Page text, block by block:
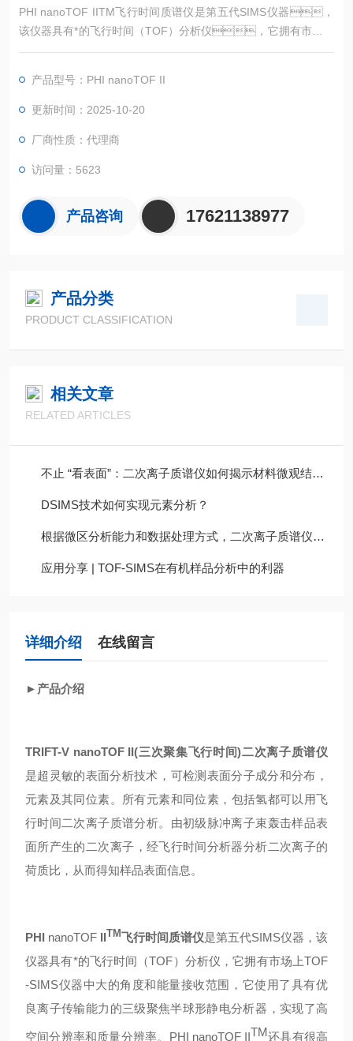
PHI nanoTOF IITM飞行时间质谱仪是第五代SIMS仪器，
该仪器具有*的飞行时间（TOF）分析仪，它拥有市场上
TOF-SIMS仪器中大的角度和能量接收范围，它使用了具有
现了高空间分辨率和质量分辨率。PHI nanoTOF IITM
还具有很高的成像能力，可以表征形貌复杂的样品而
产品型号：PHI nanoTOF II
更新时间：2025-10-20
厂商性质：代理商
访问量：5623
产品咨询 17621138977
产品分类
PRODUCT CLASSIFICATION
相关文章
RELATED ARTICLES
不止 “看表面”：二次离子质谱仪如何揭示材料微观结构的隐藏信息？
DSIMS技术如何实现元素分析？
根据微区分析能力和数据处理方式，二次离子质谱仪可分为哪几种类型？
应用分享 | TOF-SIMS在有机样品分析中的利器
详细介绍 在线留言
►产品介绍
TRIFT-V nanoTOF II(三次聚集飞行时间)二次离子质谱仪
是超灵敏的表面分析技术，可检测表面分子成分和分布，
元素及其同位素。所有元素和同位素，包括氢都可以用飞
行时间二次离子质谱分析。由初级脉冲离子束轰击样品表
面所产生的二次离子，经飞行时间分析器分析二次离子的
荷质比，从而得知样品表面信息。
PHI nanoTOF IITM飞行时间质谱仪是第五代SIMS仪器，该
仪器具有*的飞行时间（TOF）分析仪，它拥有市场上TOF
-SIMS仪器中大的角度和能量接收范围，它使用了具有优
良离子传输能力的三级聚焦半球形静电分析器，实现了高
空间分辨率和质量分辨率。PHI nanoTOFIITM还具有很高